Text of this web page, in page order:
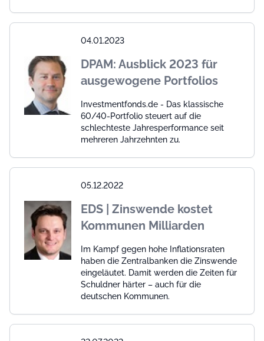
04.01.2023
DPAM: Ausblick 2023 für
ausgewogene Portfolios
Investmentfonds.de - Das klassische
60/40-Portfolio steuert auf die
schlechteste Jahresperformance seit
mehreren Jahrzehnten zu.
05.12.2022
EDS | Zinswende kostet
Kommunen Milliarden
Im Kampf gegen hohe Inflationsraten
haben die Zentralbanken die Zinswende
eingeläutet. Damit werden die Zeiten für
Schuldner härter – auch für die
deutschen Kommunen.